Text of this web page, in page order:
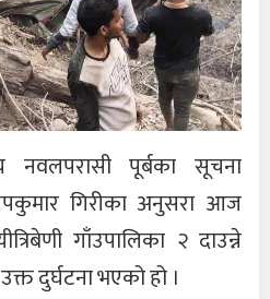
नवलपरासी पूर्बका सूचना
गिरीका अनुसरा आज
गाँउपालिका २ दाउन्ने
दुर्घटना भएको हो ।